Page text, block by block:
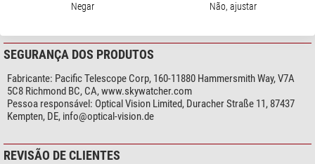
Tipo de construção
Buscadora do polo
SEGURANÇA DOS PRODUTOS
Fabricante: Pacific Telescope Corp, 160-11880 Hammersmith Way, V7A
5C8 Richmond BC, CA, www.skywatcher.com
Pessoa responsável: Optical Vision Limited, Duracher Straße 11, 87437
Kempten, DE, info@optical-vision.de
REVISÃO DE CLIENTES
Negar Não, ajustar